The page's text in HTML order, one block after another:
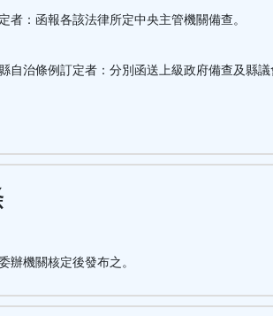
者：函報各該法律所定中央主管機關備查。
自治條例訂定者：分別函送上級政府備查及縣議
辦機關核定後發布之。